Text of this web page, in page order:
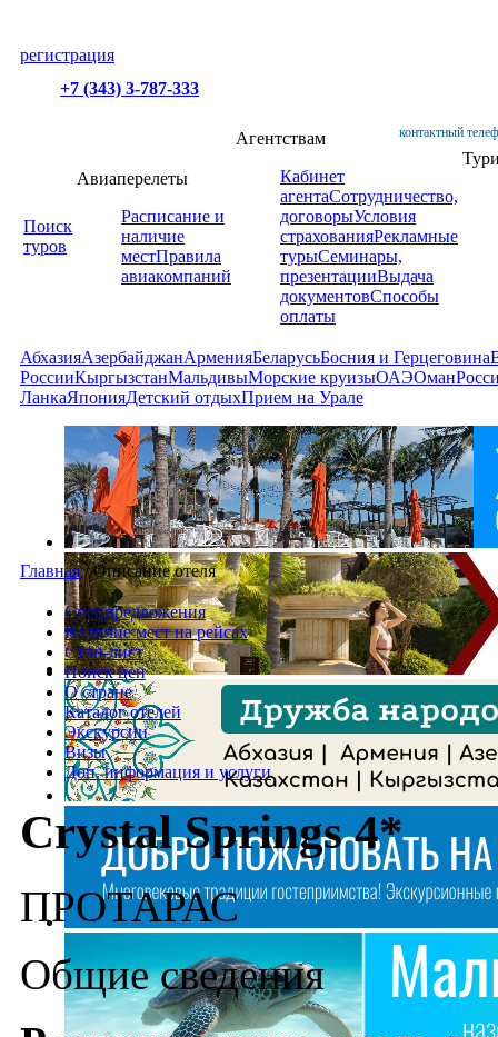
регистрация
+7 (343) 3-787-333
контактный
Поиск
туров
Авиаперелеты
Расписание и
наличие
местПравила
авиакомпаний
Агентствам
Кабинет
агентаСотрудничество,
договорыУсловия
страхованияРекламные
турыСеминары,
презентацииВыдача
документовСпособы
оплаты
АбхазияАзербайджанАрменияБеларусьБосния и Герцеговина
РоссииКыргызстанМальдивыМорские круизыОАЭОман
ЛанкаЯпонияДетский отдыхПрием на Урале
Главная /Описание отеля
Спецпредложения
Наличие мест на рейсах
Стоп-лист
Поиск цен
О стране
Каталог отелей
Экскурсии
Визы
Доп. информация и услуги
Crystal Springs 4*
ПРОТАРАС
Общие сведения